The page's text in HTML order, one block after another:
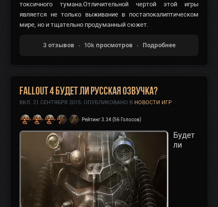
токсичного тумана.Отличительной чертой этой игры
является не только выживание в постапокалиптическом
мире, но и тщательно продуманный сюжет.
3 отзывов 10k просмотров Подробнее
Fallout 4 будет ли русская озвучка?
ВКЛ. 21 СЕНТЯБРЯ 2015. ОПУБЛИКОВАНО В НОВОСТИ ИГР
Рейтинг 3.34 (56 Голосов)
Будет
ли